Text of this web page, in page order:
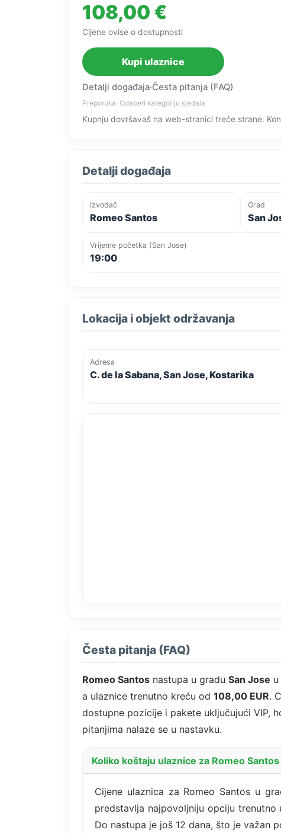
108,00 €
Cijene ovise o dostupnosti
Kupi ulaznice
Detalji događaja·Česta pitanja (FAQ)
Preporuka: Odaberi kategoriju sjedala
Kupnju dovršavaš na web-stranici treće strane.
Detalji događaja
Izvođač
Romeo Santos
Grad
San
Vrijeme početka (San Jose)
19:00
Lokacija i objekt održavanja
Adresa
C. de la Sabana, San Jose, Kostarika
Česta pitanja (FAQ)
Romeo Santos nastupa u gradu San Jose
a ulaznice trenutno kreću od 108,00 EUR.
dostupne pozicije i pakete uključujući VIP,
pitanjima nalaze se u nastavku.
Koliko koštaju ulaznice za Romeo
Cijene ulaznica za Romeo Santos u
predstavlja najpovoljniju opciju
Do nastupa je još 12 dana, što je važan